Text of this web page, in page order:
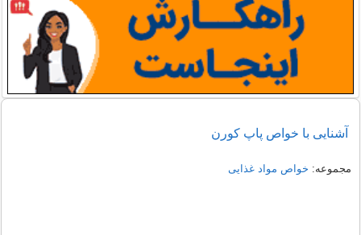
آشنایی با خواص پاپ کورن
مجموعه: خواص مواد غذایی